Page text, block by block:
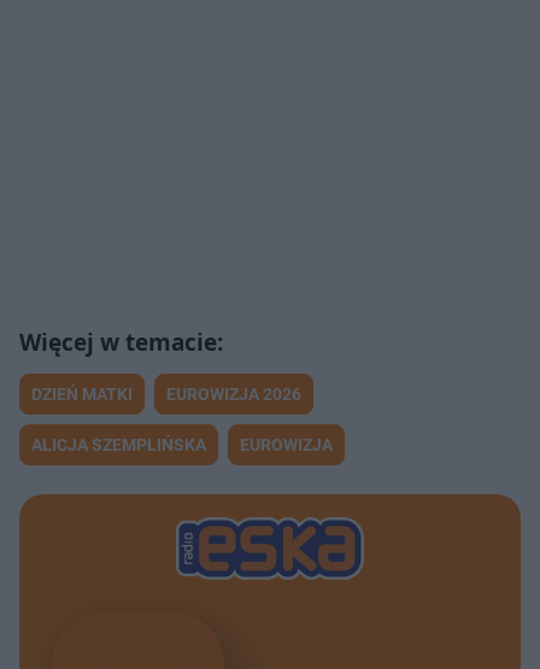
DZIEŃ MATKI EUROWIZJA 2026
ALICJA SZEMPLIŃSKA EUROWIZJA